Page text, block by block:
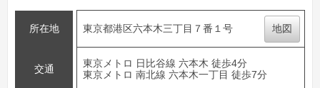
所在地 東京都港区六本木三丁目７番１号 地図
交通
東京メトロ 日比谷線 六本木 徒歩4分
東京メトロ 南北線 六本木一丁目 徒歩7分